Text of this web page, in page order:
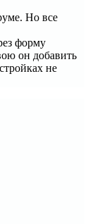
Но все
форму
он добавить
не